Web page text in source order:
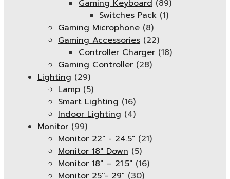
Gaming Keyboard (89)
Switches Pack (1)
Gaming Microphone (8)
Gaming Accessories (22)
Controller Charger (18)
Gaming Controller (28)
Lighting (29)
Lamp (5)
Smart Lighting (16)
Indoor Lighting (4)
Monitor (99)
Monitor 22" - 24.5" (21)
Monitor 18" Down (5)
Monitor 18″ – 21.5″ (16)
Monitor 25''- 29" (30)